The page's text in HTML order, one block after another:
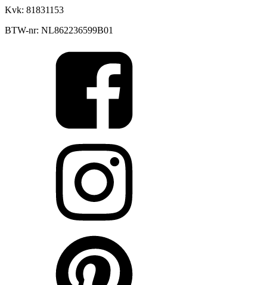
Kvk: 81831153
BTW-nr: NL862236599B01